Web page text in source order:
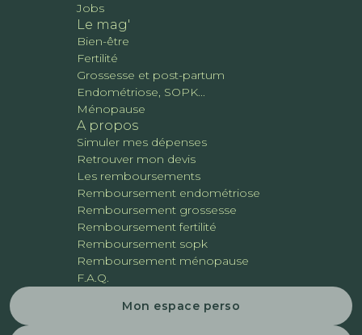
Jobs
Le mag'
Bien-être
Fertilité
Grossesse et post-partum
Endométriose, SOPK...
Ménopause
A propos
Simuler mes dépenses
Retrouver mon devis
Les remboursements
Remboursement endométriose
Remboursement grossesse
Remboursement fertilité
Remboursement sopk
Remboursement ménopause
F.A.Q.
Mon espace perso